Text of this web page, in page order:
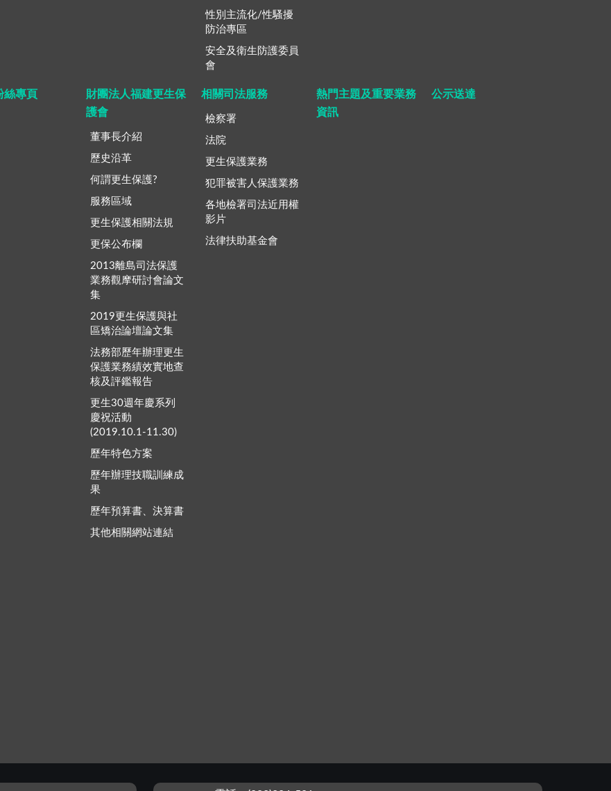
性別主流化/性騷擾
防治專區
安全及衛生防護委員
會
絲專頁
財團法人福建更生保
護會
董事長介紹
歷史沿革
何謂更生保護?
服務區域
更生保護相關法規
更保公布欄
2013離島司法保護
業務觀摩研討會論文
集
2019更生保護與社
區矯治論壇論文集
法務部歷年辦理更生
保護業務績效實地查
核及評鑑報告
更生30週年慶系列
慶祝活動
(2019.10.1-11.30)
歷年特色方案
歷年辦理技職訓練成
果
歷年預算書、決算書
其他相關網站連結
相關司法服務
檢察署
法院
更生保護業務
犯罪被害人保護業務
各地檢署司法近用權
影片
法律扶助基金會
熱門主題及重要業務
資訊
公示送達